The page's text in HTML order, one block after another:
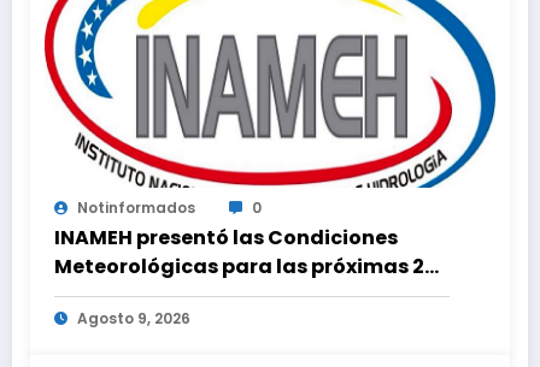
Notinformados 0
INAMEH presentó las Condiciones
Meteorológicas para las próximas 24
horas, de este domingo 9 de agosto
2026Agosto 9, 2026